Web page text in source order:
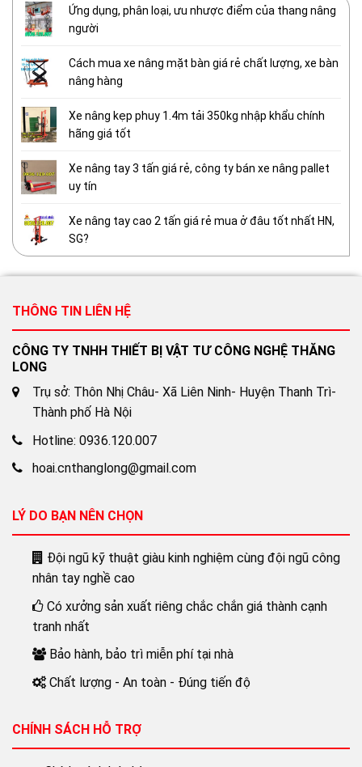
Ứng dụng, phân loại, ưu nhược điểm của thang nâng
người
Cách mua xe nâng mặt bàn giá rẻ chất lượng, xe bàn
nâng hàng
Xe nâng kẹp phuy 1.4m tải 350kg nhập khẩu chính
hãng giá tốt
Xe nâng tay 3 tấn giá rẻ, công ty bán xe nâng pallet
uy tín
Xe nâng tay cao 2 tấn giá rẻ mua ở đâu tốt nhất HN,
SG?
THÔNG TIN LIÊN HỆ
CÔNG TY TNHH THIẾT BỊ VẬT TƯ CÔNG NGHỆ THĂNG
LONG
Trụ sở: Thôn Nhị Châu- Xã Liên Ninh- Huyện Thanh Trì-
Thành phố Hà Nội
Hotline: 0936.120.007
hoai.cnthanglong@gmail.com
LÝ DO BẠN NÊN CHỌN
Đội ngũ kỹ thuật giàu kinh nghiệm cùng đội ngũ công
nhân tay nghề cao
Có xưởng sản xuất riêng chắc chắn giá thành cạnh
tranh nhất
Bảo hành, bảo trì miễn phí tại nhà
Chất lượng - An toàn - Đúng tiến độ
CHÍNH SÁCH HỖ TRỢ